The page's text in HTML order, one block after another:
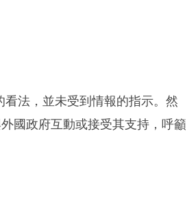
法，並未受到情報的指示。然
國政府互動或接受其支持，呼籲